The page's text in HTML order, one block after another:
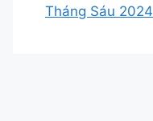
Tháng Sáu 2024